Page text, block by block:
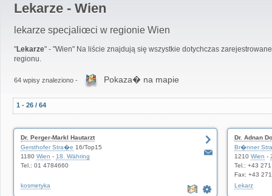
Lekarze - Wien
lekarze specjaliœci w regionie Wien
"Lekarze" - "Wien" Na liście znajdują się wszystkie dotychczas
regionu.
64 wpisy znaleziono - Pokaza� na mapie
1 - 26 / 64
Dr. Perger-Markl Hautarzt
Gersthofer Stra�e 16/Top15
1180 Wien - 18. Währing
Tel.: 01 4784660
kosmetyka
Dr. Adnan
Br�nner
1210 Wien -
Tel.: +43
Fax: +43
Lekarz